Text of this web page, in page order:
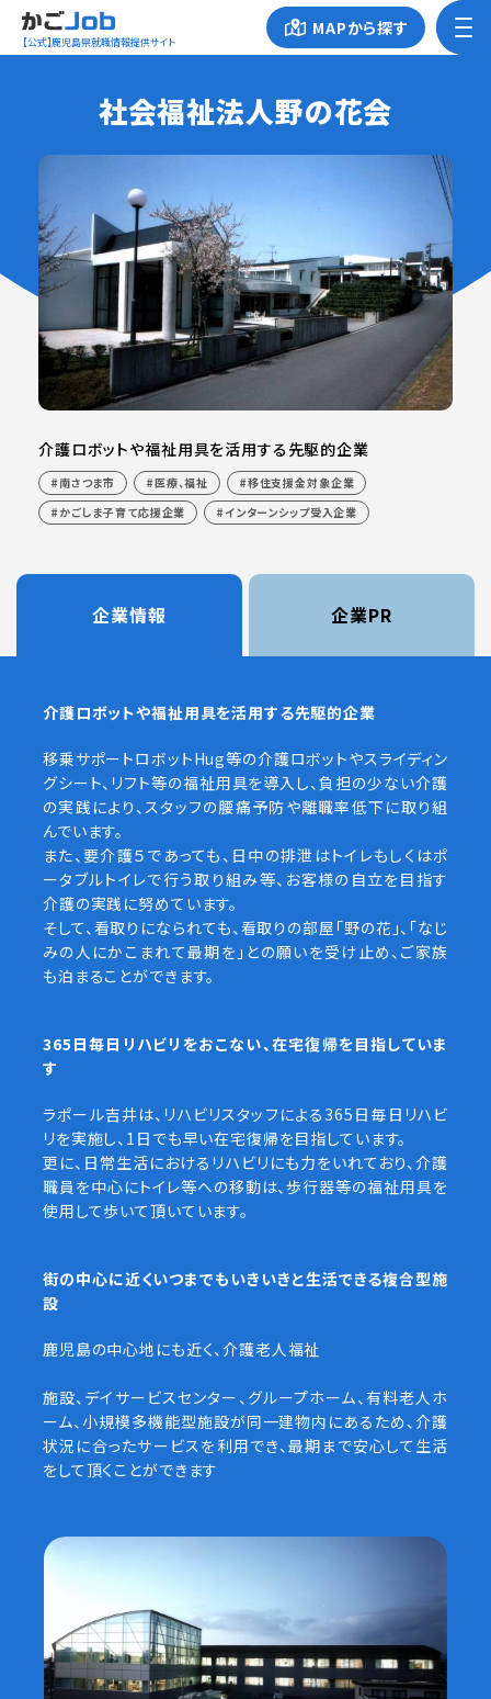
【公式】鹿児島県就職情報提供サイト
MAPから探す
社会福祉法人野の花会
介護ロボットや福祉用具を活用する先駆的企業
南さつま市 医療、福祉
移住支援金対象企業
かごしま子育て応援企業
インターンシップ受入企業
企業情報 企業PR
介護ロボットや福祉用具を活用する先駆的企業
移乗サポートロボットHug等の介護ロボットやスライディン
グシート、リフト等の福祉用具を導入し、負担の少ない介護
の実践により、スタッフの腰痛予防や離職率低下に取り組
んでいます。
また、要介護５であっても、日中の排泄はトイレもしくはポ
ータブルトイレで行う取り組み等、お客様の自立を目指す
介護の実践に努めています。
そして、看取りになられても、看取りの部屋「野の花」、「なじ
みの人にかこまれて最期を」との願いを受け止め、ご家族
も泊まることができます。
365日毎日リハビリをおこない、在宅復帰を目指していま
す
ラポール吉井は、リハビリスタッフによる365日毎日リハビ
リを実施し、1日でも早い在宅復帰を目指しています。
更に、日常生活におけるリハビリにも力をいれており、介護
職員を中心にトイレ等への移動は、歩行器等の福祉用具を
使用して歩いて頂いています。
街の中心に近くいつまでもいきいきと生活できる複合型施
設
鹿児島の中心地にも近く、介護老人福祉
施設、デイサービスセンター、グループホーム、有料老人ホ
ーム、小規模多機能型施設が同一建物内にあるため、介護
状況に合ったサービスを利用でき、最期まで安心して生活
をして頂くことができます